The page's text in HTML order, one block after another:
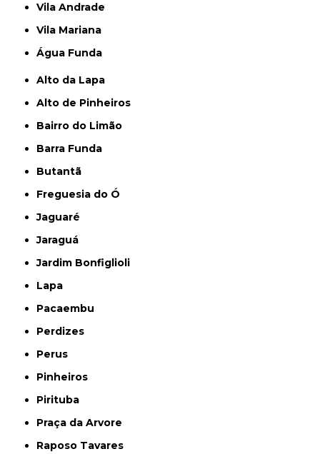
Vila Andrade
Vila Mariana
Água Funda
Alto da Lapa
Alto de Pinheiros
Bairro do Limão
Barra Funda
Butantã
Freguesia do Ó
Jaguaré
Jaraguá
Jardim Bonfiglioli
Lapa
Pacaembu
Perdizes
Perus
Pinheiros
Pirituba
Praça da Arvore
Raposo Tavares